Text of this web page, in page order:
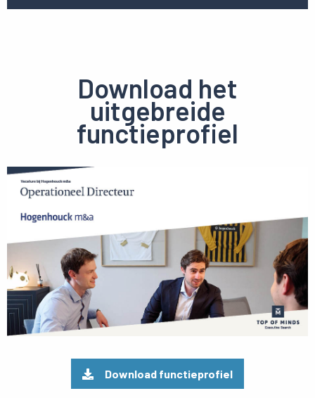
Download het
uitgebreide
functieprofiel
Download functieprofiel